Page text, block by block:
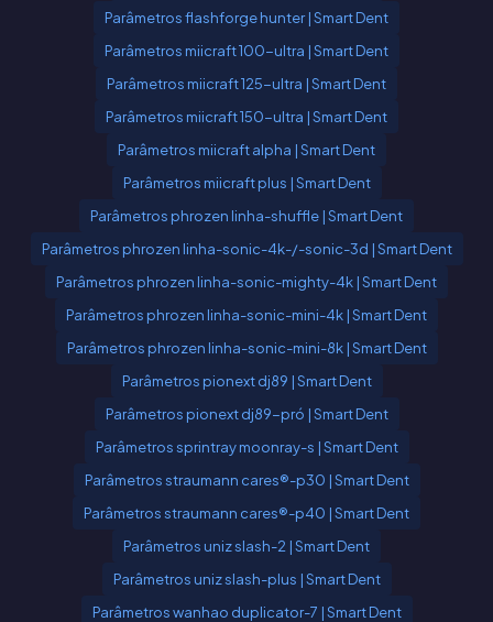
Parâmetros flashforge hunter | Smart Dent
Parâmetros miicraft 100-ultra | Smart Dent
Parâmetros miicraft 125-ultra | Smart Dent
Parâmetros miicraft 150-ultra | Smart Dent
Parâmetros miicraft alpha | Smart Dent
Parâmetros miicraft plus | Smart Dent
Parâmetros phrozen linha-shuffle | Smart Dent
Parâmetros phrozen linha-sonic-4k-/-sonic-3d | Smart Dent
Parâmetros phrozen linha-sonic-mighty-4k | Smart Dent
Parâmetros phrozen linha-sonic-mini-4k | Smart Dent
Parâmetros phrozen linha-sonic-mini-8k | Smart Dent
Parâmetros pionext dj89 | Smart Dent
Parâmetros pionext dj89-pró | Smart Dent
Parâmetros sprintray moonray-s | Smart Dent
Parâmetros straumann cares®-p30 | Smart Dent
Parâmetros straumann cares®-p40 | Smart Dent
Parâmetros uniz slash-2 | Smart Dent
Parâmetros uniz slash-plus | Smart Dent
Parâmetros wanhao duplicator-7 | Smart Dent